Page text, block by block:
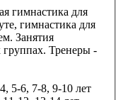
гимнастика для
гимнастика для
Занятия
группах. Тренеры -
5-6, 7-8, 9-10 лет